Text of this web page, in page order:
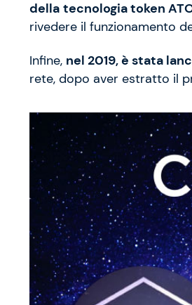
della tecnologia token
rivedere il funzionamento
Infine, nel 2019, è stata
rete, dopo aver estratto il